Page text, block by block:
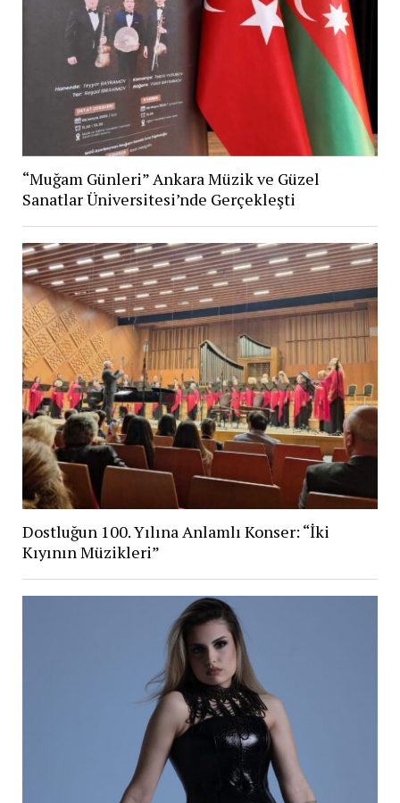
“Muğam Günleri” Ankara Müzik ve Güzel
Sanatlar Üniversitesi’nde Gerçekleşti
Dostluğun 100. Yılına Anlamlı Konser: “İki
Kıyının Müzikleri”